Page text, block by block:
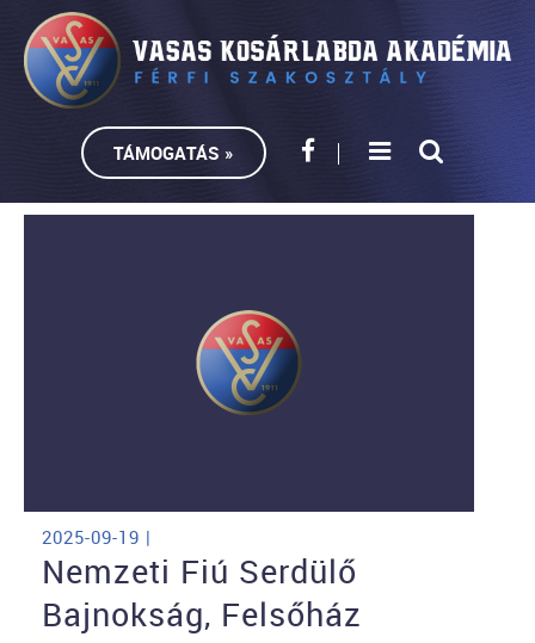
TÁMOGATÁS »
2025-09-19 |
Nemzeti Fiú Serdülő
Bajnokság, Felsőház